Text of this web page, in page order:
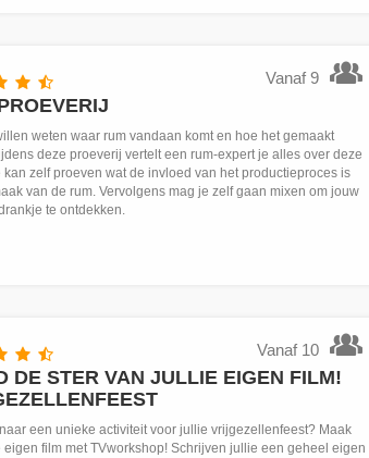
Vanaf 9
weten waar rum vandaan komt en hoe het gemaakt
deze proeverij vertelt een rum-expert je alles over deze
kan zelf proeven wat de invloed van het productieproces is
van de rum. Vervolgens mag je zelf gaan mixen om jouw
te ontdekken.
Vanaf 10
DE STER VAN JULLIE EIGEN FILM!
een unieke activiteit voor jullie vrijgezellenfeest? Maak
film met TVworkshop! Schrijven jullie een geheel eigen